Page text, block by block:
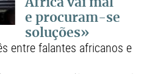
África vai mal
e procuram-se
soluções»
entre falantes africanos e